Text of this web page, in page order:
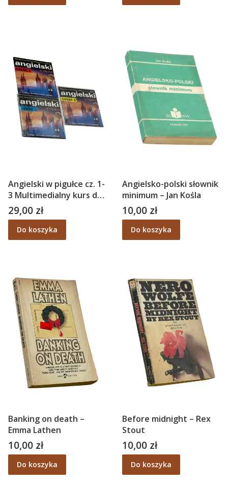
Angielski w pigułce cz. 1-
3 Multimedialny kurs dla
początkujących CD
Cena
29,00 zł
Do koszyka
Angielsko-polski słownik
minimum – Jan Kośla
Cena
10,00 zł
Do koszyka
Banking on death –
Emma Lathen
Cena
10,00 zł
Do koszyka
Before midnight – Rex
Stout
Cena
10,00 zł
Do koszyka